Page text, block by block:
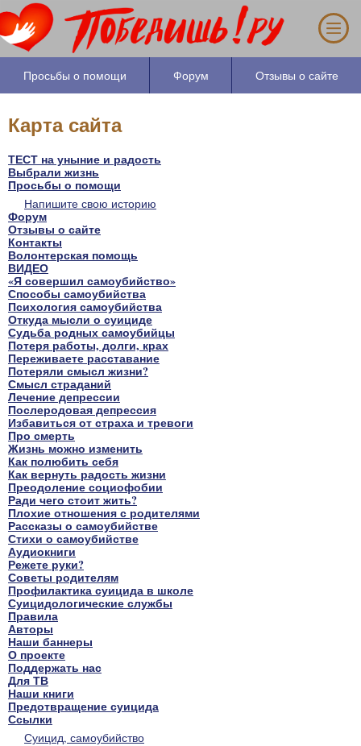
Если
Вам
больше
25
за
час
Вы
можете
узнать
основные
причины
Вашего
душевного
состояния.
Просьбы о помощи Форум Отзывы о сайте
Карта сайта
ТЕСТ на уныние и радость
Выбрали жизнь
Просьбы о помощи
Напишите свою историю
Форум
Отзывы о сайте
Контакты
Волонтерская помощь
ВИДЕО
«Я совершил самоубийство»
Способы самоубийства
Психология самоубийства
Откуда мысли о суициде
Судьба родных самоубийцы
Потеря работы, долги, крах
Переживаете расставание
Потеряли смысл жизни?
Смысл страданий
Лечение депрессии
Послеродовая депрессия
Избавиться от страха и тревоги
Про смерть
Жизнь можно изменить
Как полюбить себя
Как вернуть радость жизни
Преодоление социофобии
Ради чего стоит жить?
Плохие отношения с родителями
Рассказы о самоубийстве
Стихи о самоубийстве
Аудиокниги
Режете руки?
Советы родителям
Профилактика суицида в школе
Суицидологические службы
Правила
Авторы
Наши баннеры
О проекте
Поддержать нас
Для ТВ
Наши книги
Предотвращение суицида
Ссылки
Суицид, самоубийство